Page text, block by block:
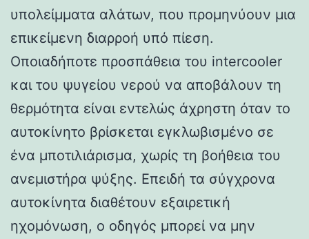
υπολείμματα αλάτων, που προμηνύουν μια
επικείμενη διαρροή υπό πίεση.
Οποιαδήποτε προσπάθεια του intercooler
και του ψυγείου νερού να αποβάλουν τη
θερμότητα είναι εντελώς άχρηστη όταν το
αυτοκίνητο βρίσκεται εγκλωβισμένο σε
ένα μποτιλιάρισμα, χωρίς τη βοήθεια του
ανεμιστήρα ψύξης. Επειδή τα σύγχρονα
αυτοκίνητα διαθέτουν εξαιρετική
ηχομόνωση, ο οδηγός μπορεί να μην